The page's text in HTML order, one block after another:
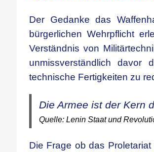
Der Gedanke das
bürgerlichen Wehrpflicht
Verständnis von
unmissverständlich davor
technische Fertigkeiten zu
Die Armee ist der Kern
Quelle: Lenin Staat und
Die Frage ob das